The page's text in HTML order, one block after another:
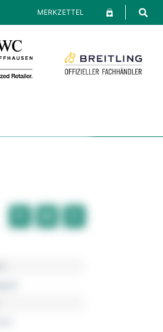
MERKZETTEL